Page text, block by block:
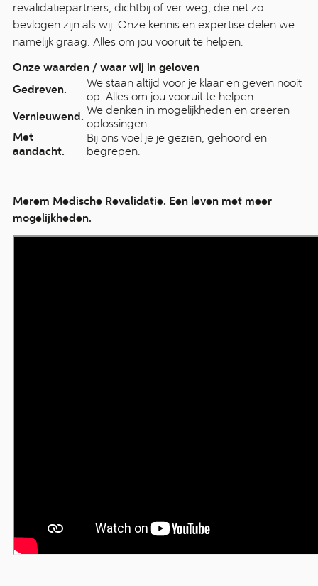
revalidatiepartners, dichtbij of ver weg, die net zo
bevlogen zijn als wij. Onze kennis en expertise delen we
namelijk graag. Alles om jou vooruit te helpen.
Onze waarden / waar wij in geloven
Gedreven.
We staan altijd voor je klaar en geven nooit
op. Alles om jou vooruit te helpen.
Vernieuwend. We denken in mogelijkheden en creëren
oplossingen.
Met
aandacht.
Bij ons voel je je gezien, gehoord en
begrepen.
Merem Medische Revalidatie. Een leven met meer
mogelijkheden.